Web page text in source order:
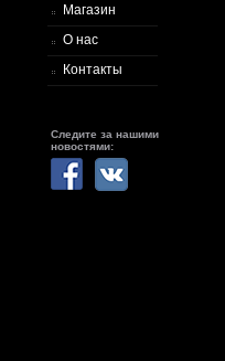
Магазин
О нас
Контакты
Следите за нашими
новостями: